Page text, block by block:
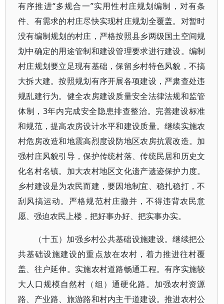
有序推进“多规合一”实用性村庄规划编制，对有条
件、有需求的村庄尽快实现村庄规划全覆盖。对暂时
没有编制规划的村庄，严格按照县乡两级国土空间规
划中确定的用途管制和建设管理要求进行建设。编制
村庄规划要立足现有基础，保留乡村特色风貌，不搞
大拆大建。按照规划有序开展各项建设，严肃查处违
规乱建行为。健全农房建设质量安全法律法规和监管
体制，3年内完成安全隐患排查整治。完善建设标准
和规范，提高农房设计水平和建设质量。继续实施农
村危房改造和地震高烈度设防地区农房抗震改造。加
强村庄风貌引导，保护传统村落、传统民居和历史文
化名村名镇。加大农村地区文化遗产遗迹保护力度。
乡村建设是为农民而建，要因地制宜、稳扎稳打，不
刮风搞运动。严格规范村庄撤并，不得违背农民意
愿、强迫农民上楼，把好事办好、把实事办实。
（十五）加强乡村公共基础设施建设。继续把公
共基础设施建设的重点放在农村，着力推进往村覆
盖、往户延伸。实施农村道路畅通工程。有序实施较
大人口规模自然村（组）通硬化路。加强农村资源
路、产业路、旅游路和村内主干道建设。推进农村公